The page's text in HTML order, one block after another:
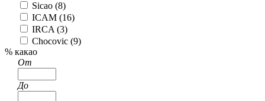
Sicao (8)
ICAM (16)
IRCA (3)
Chocovic (9)
% какао
От
До